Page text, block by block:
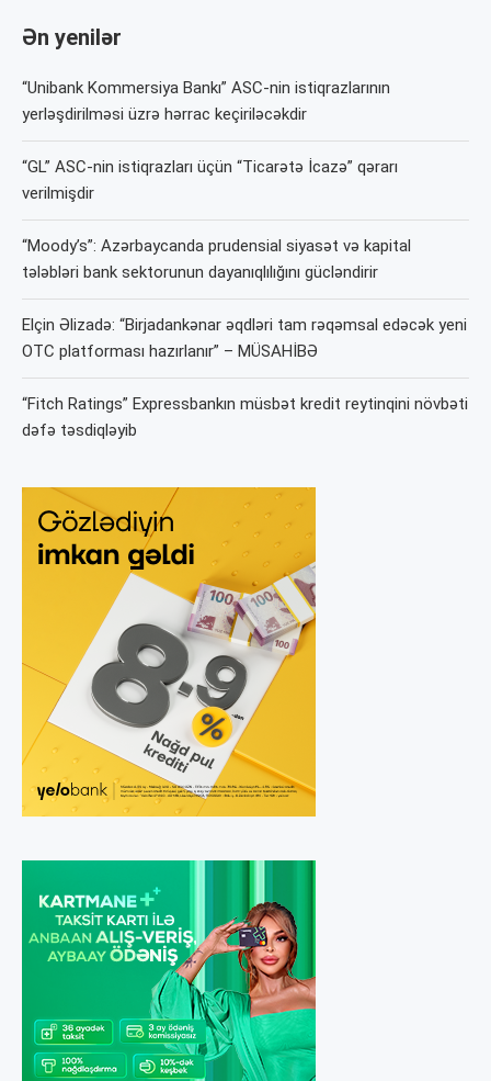
Ən yenilər
“Unibank Kommersiya Bankı” ASC-nin istiqrazlarının
yerləşdirilməsi üzrə hərrac keçiriləcəkdir
“GL” ASC-nin istiqrazları üçün “Ticarətə İcazə” qərarı
verilmişdir
“Moody’s”: Azərbaycanda prudensial siyasət və kapital
tələbləri bank sektorunun dayanıqlılığını gücləndirir
Elçin Əlizadə: “Birjadankənar əqdləri tam rəqəmsal edəcək yeni
OTC platforması hazırlanır” – MÜSAHİBƏ
“Fitch Ratings” Expressbankın müsbət kredit reytinqini növbəti
dəfə təsdiqləyib